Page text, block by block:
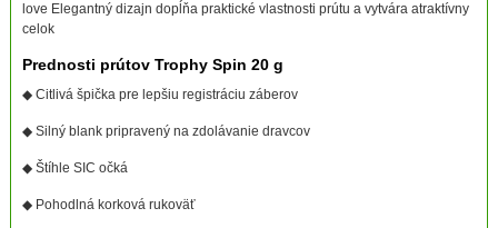
love Elegantný dizajn dopĺňa praktické vlastnosti prútu a vytvára atraktívny
celok
Prednosti prútov Trophy Spin 20 g
◆ Citlivá špička pre lepšiu registráciu záberov
◆ Silný blank pripravený na zdolávanie dravcov
◆ Štíhle SIC očká
◆ Pohodlná korková rukoväť